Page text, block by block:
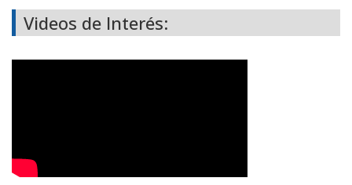
Videos de Interés: